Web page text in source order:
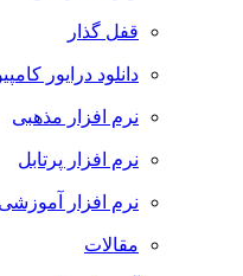
قفل گذار
دانلود درایور
نرم افزار مذهبی
نرم افزار پرتابل
نرم افزار آموزشی
مقالات